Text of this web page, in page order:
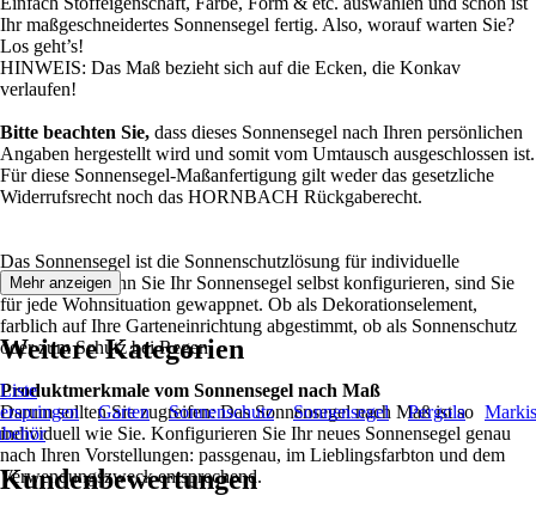
Ihr maßgeschneidertes Sonnensegel fertig. Also, worauf warten Sie?
Los geht’s!
HINWEIS: Das Maß bezieht sich auf die Ecken, die Konkav
verlaufen!
Bitte beachten Sie, dass dieses Sonnensegel nach Ihren persönlichen
Angaben hergestellt wird und somit vom Umtausch ausgeschlossen ist.
Für diese Sonnensegel-Maßanfertigung gilt weder das gesetzliche
Widerrufsrecht noch das HORNBACH Rückgaberecht.
Das Sonnensegel ist die Sonnenschutzlösung für individuelle
Ansprüche. Wenn Sie Ihr Sonnensegel selbst konfigurieren, sind Sie
für jede Wohnsituation gewappnet. Ob als Dekorationselement,
farblich auf Ihre Garteneinrichtung abgestimmt, ob als Sonnenschutz
oder zum Schutz bei Regen.
Produktmerkmale vom Sonnensegel nach Maß
Darum sollten Sie zugreifen: Das Sonnensegel nach Maß ist so
individuell wie Sie. Konfigurieren Sie Ihr neues Sonnensegel genau
nach Ihren Vorstellungen: passgenau, im Lieblingsfarbton und dem
Verwendungszweck entsprechend.
Mehr anzeigen
Weitere Kategorien
Liste
Garten Sonnenschutz Sonnensegel Pergola
Kundenbewertungen